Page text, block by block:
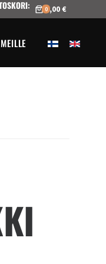
: 00,00 €